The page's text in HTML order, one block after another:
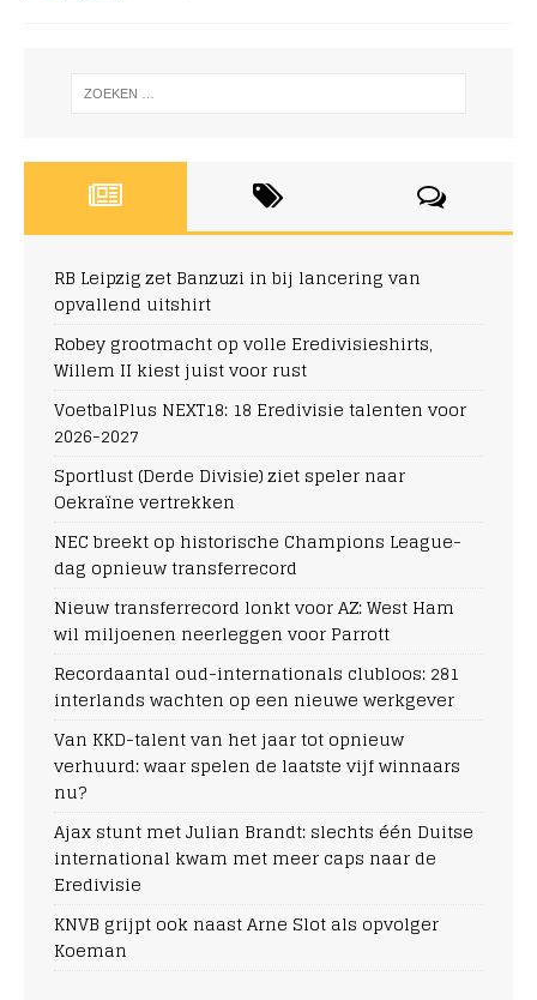
RB Leipzig zet Banzuzi in bij lancering van
opvallend uitshirt
Robey grootmacht op volle Eredivisieshirts,
Willem II kiest juist voor rust
VoetbalPlus NEXT18: 18 Eredivisie talenten voor
2026-2027
Sportlust (Derde Divisie) ziet speler naar
Oekraïne vertrekken
NEC breekt op historische Champions League-
dag opnieuw transferrecord
Nieuw transferrecord lonkt voor AZ: West Ham
wil miljoenen neerleggen voor Parrott
Recordaantal oud-internationals clubloos: 281
interlands wachten op een nieuwe werkgever
Van KKD-talent van het jaar tot opnieuw
verhuurd: waar spelen de laatste vijf winnaars
nu?
Ajax stunt met Julian Brandt: slechts één Duitse
international kwam met meer caps naar de
Eredivisie
KNVB grijpt ook naast Arne Slot als opvolger
Koeman